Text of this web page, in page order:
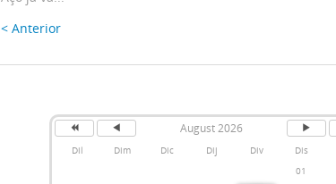
< Anterior
August 2026
Dil Dim Dic Dij Div Dis
01